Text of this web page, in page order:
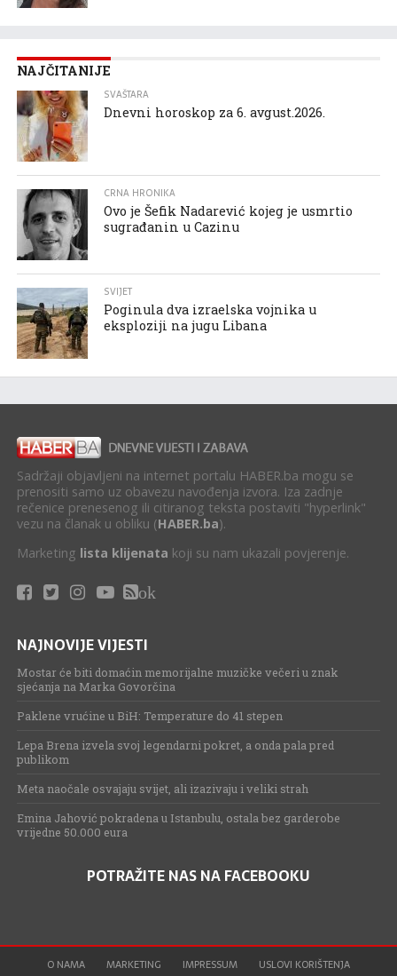
NAJČITANIJE
SVAŠTARA
Dnevni horoskop za 6. avgust.2026.
CRNA HRONIKA
Ovo je Šefik Nadarević kojeg je usmrtio
sugrađanin u Cazinu
SVIJET
Poginula dva izraelska vojnika u
eksploziji na jugu Libana
Sadržaji objavljeni na internet portalu HABER.ba mogu se
prenositi samo uz obavezu navođenja izvora. Iza zadnje
rečenice prenesenog ili citiranog teksta postaviti "hyperlink"
vezu na članak u obliku (HABER.ba).
Marketing lista klijenata koji su nam ukazali povjerenje.
ok
NAJNOVIJE VIJESTI
Mostar će biti domaćin memorijalne muzičke večeri u znak
sjećanja na Marka Govorčina
Paklene vrućine u BiH: Temperature do 41 stepen
Lepa Brena izvela svoj legendarni pokret, a onda pala pred
publikom
Meta naočale osvajaju svijet, ali izazivaju i veliki strah
Emina Jahović pokradena u Istanbulu, ostala bez garderobe
vrijedne 50.000 eura
POTRAŽITE NAS NA FACEBOOKU
O NAMA MARKETING IMPRESSUM
USLOVI KORIŠTENJA